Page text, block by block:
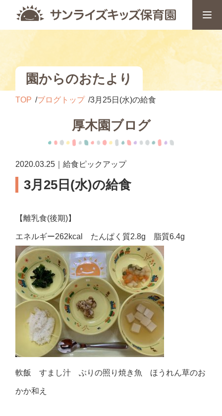
園からのおたより
TOP ブログトップ 3月25日(水)の給食
厚木園ブログ
2020.03.25｜給食ピックアップ
3月25日(水)の給食
【離乳食(後期)】
エネルギー262kcal たんぱく質2.8g 脂質6.4g
軟飯 すまし汁 ぶりの照り焼き魚 ほうれん草のお
かか和え